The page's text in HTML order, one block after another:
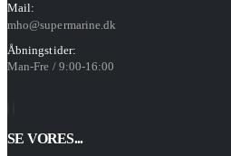
Mail:
mho@supermarine.dk
Åbningstider:
Man-Fre / 9:00-16:00
SE VORES...